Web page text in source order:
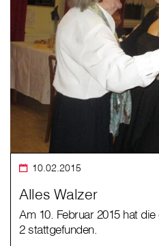
10.02.2015
Alles Walzer
Am 10. Februar 2015 hat
2 stattgefunden.